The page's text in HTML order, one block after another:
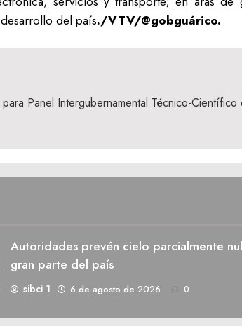
del país./VTV/@gobguárico.
Panel Intergubernamental Técnico-Científico
Autoridades prevén cielo parcialmente
gran parte del país
sibci 1 6 de agosto de 2026 0